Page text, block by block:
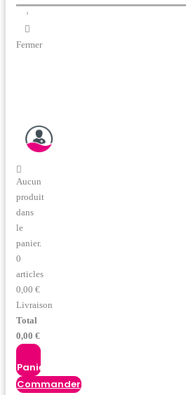
Fermer
Aucun
produit
dans
le
panier.
0
articles
0,00 €
Livraison
Total
0,00 €
Commander